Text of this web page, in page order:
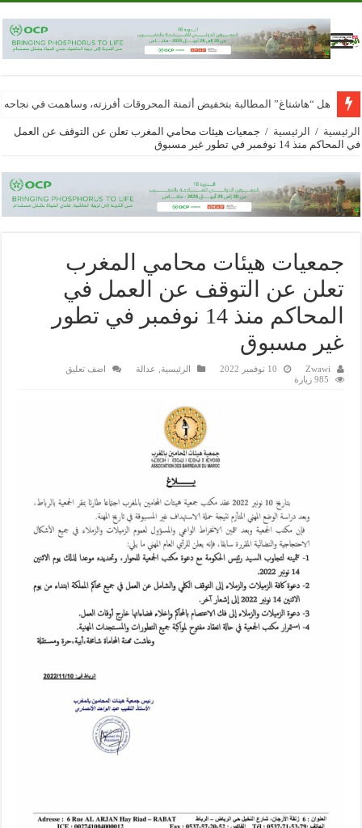
هل “هاشتاغ” المطالبة بتخفيض أثمنة المحروقات أفرزته، وساهمت في
الرئيسية / الرئيسية / جمعيات هيئات محامي المغرب تعلن عن التوقف عن العمل
في المحاكم منذ 14 نوفمبر في تطور غير مسبوق
جمعيات هيئات محامي المغرب
تعلن عن التوقف عن العمل في
المحاكم منذ 14 نوفمبر في تطور
غير مسبوق
Zwawi 10 نوفمبر 2022 الرئيسية عدالة
اضف تعليق
985 زيارة